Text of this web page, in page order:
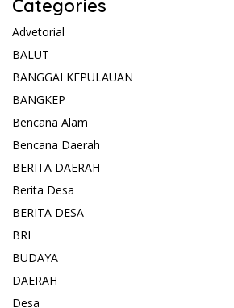
Categories
Advetorial
BALUT
BANGGAI KEPULAUAN
BANGKEP
Bencana Alam
Bencana Daerah
BERITA DAERAH
Berita Desa
BERITA DESA
BRI
BUDAYA
DAERAH
Desa